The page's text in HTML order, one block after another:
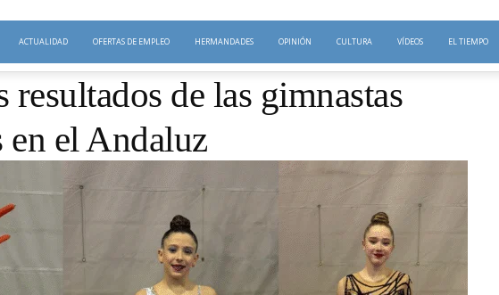
ACTUALIDAD OFERTAS DE EMPLEO HERMANDADES OPINIÓN CULTURA VÍDEOS EL TIEMPO
de las gimnastas
en el Andaluz